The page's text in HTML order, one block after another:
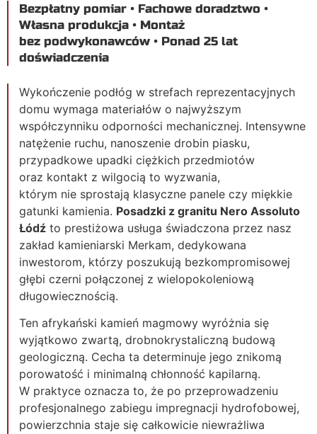
Bezpłatny pomiar • Fachowe doradztwo •
Własna produkcja • Montaż
bez podwykonawców • Ponad 25 lat
doświadczenia
Wykończenie podłóg w strefach reprezentacyjnych
domu wymaga materiałów o najwyższym
współczynniku odporności mechanicznej. Intensywne
natężenie ruchu, nanoszenie drobin piasku,
przypadkowe upadki ciężkich przedmiotów
oraz kontakt z wilgocią to wyzwania,
którym nie sprostają klasyczne panele czy miękkie
gatunki kamienia. Posadzki z granitu Nero Assoluto
Łódź to prestiżowa usługa świadczona przez nasz
zakład kamieniarski Merkam, dedykowana
inwestorom, którzy poszukują bezkompromisowej
głębi czerni połączonej z wielopokoleniową
długowiecznością.
Ten afrykański kamień magmowy wyróżnia się
wyjątkowo zwartą, drobnokrystaliczną budową
geologiczną. Cecha ta determinuje jego znikomą
porowatość i minimalną chłonność kapilarną.
W praktyce oznacza to, że po przeprowadzeniu
profesjonalnego zabiegu impregnacji hydrofobowej,
powierzchnia staje się całkowicie niewrażliwa